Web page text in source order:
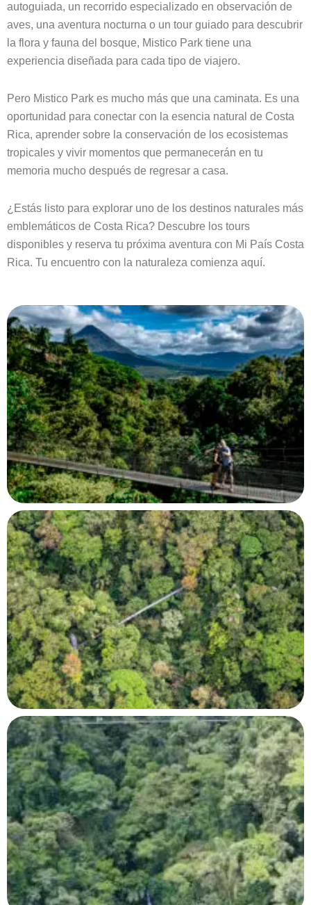
autoguiada, un recorrido especializado en observación de
aves, una aventura nocturna o un tour guiado para descubrir
la flora y fauna del bosque, Mistico Park tiene una
experiencia diseñada para cada tipo de viajero.
Pero Mistico Park es mucho más que una caminata. Es una
oportunidad para conectar con la esencia natural de Costa
Rica, aprender sobre la conservación de los ecosistemas
tropicales y vivir momentos que permanecerán en tu
memoria mucho después de regresar a casa.
¿Estás listo para explorar uno de los destinos naturales más
emblemáticos de Costa Rica? Descubre los tours
disponibles y reserva tu próxima aventura con Mi País Costa
Rica. Tu encuentro con la naturaleza comienza aquí.